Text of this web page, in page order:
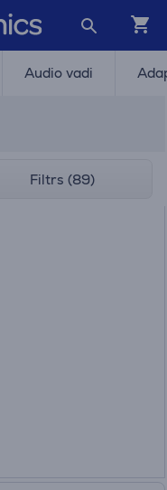
Audio vadi
Filtrs (89)